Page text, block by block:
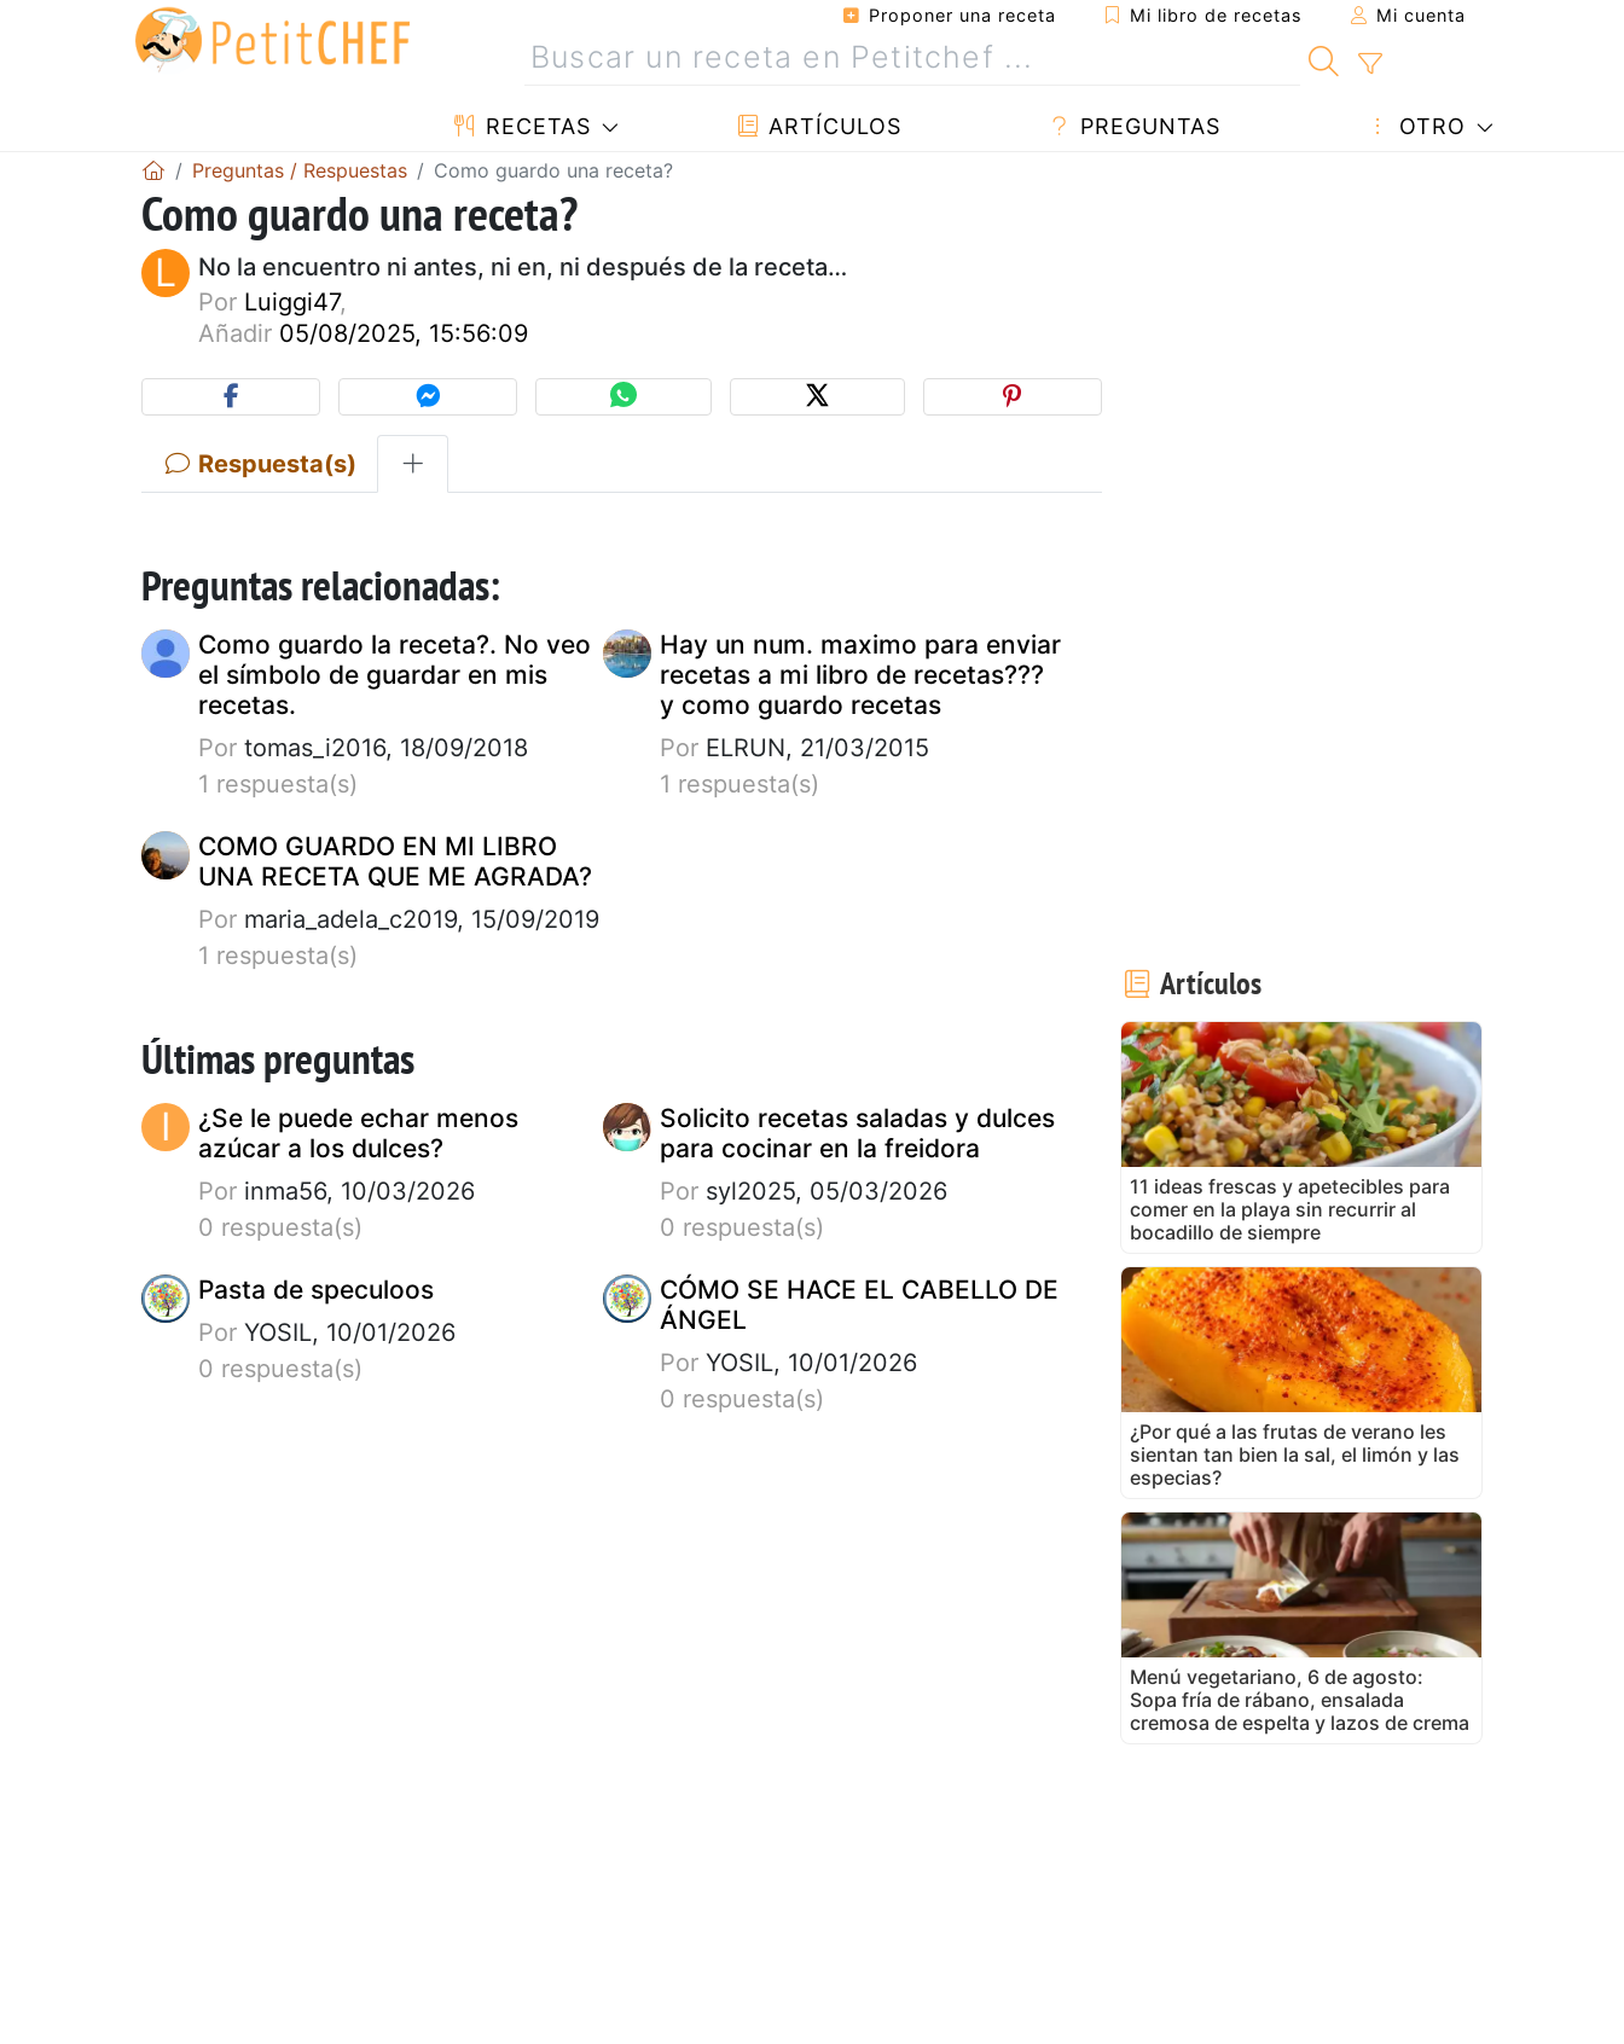
Proponer una receta Mi libro de recetas Mi cuenta
RECETAS ARTÍCULOS PREGUNTAS OTRO
Preguntas / Respuestas Como guardo una receta?
Como guardo una receta?
L
No la encuentro ni antes, ni en, ni después de la receta…
Por Luiggi47,
Añadir 05/08/2025, 15:56:09
Respuesta(s)
Preguntas relacionadas:
Como guardo la receta?. No veo
el símbolo de guardar en mis
recetas.
Por tomas_i2016, 18/09/2018
1 respuesta(s)
Hay un num. maximo para enviar
recetas a mi libro de recetas???
y como guardo recetas
PorELRUN, 21/03/2015
1 respuesta(s)
COMO GUARDO EN MI LIBRO
UNA RECETA QUE ME AGRADA?
Por maria_adela_c2019, 15/09/2019
1 respuesta(s)
Últimas preguntas
I
¿Se le puede echar menos
azúcar a los dulces?
Por inma56, 10/03/2026
0 respuesta(s)
Solicito recetas saladas y dulces
para cocinar en la freidora
Porsyl2025, 05/03/2026
0 respuesta(s)
Pasta de speculoos
Por YOSIL, 10/01/2026
0 respuesta(s)
CÓMO SE HACE EL CABELLO DE
ÁNGEL
PorYOSIL, 10/01/2026
0 respuesta(s)
Artículos
11 ideas frescas y apetecibles para
comer en la playa sin recurrir al
bocadillo de siempre
¿Por qué a las frutas de verano les
sientan tan bien la sal, el limón y las
especias?
Menú vegetariano, 6 de agosto:
Sopa fría de rábano, ensalada
cremosa de espelta y lazos de crema